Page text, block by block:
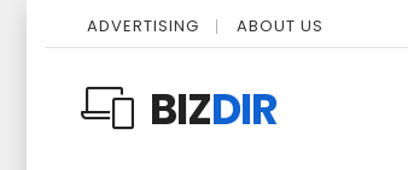
ADVERTISING ABOUT US
BIZDIR